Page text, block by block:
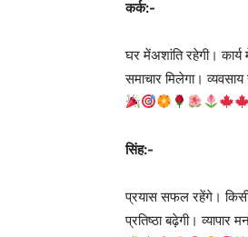
कर्क:-
घर मेंअशांति रहेगी।
समाचार मिलेगा।
सिंह:-
प्रयास सफल रहेंगे। किसी
प्रतिष्ठा बढ़ेगी।